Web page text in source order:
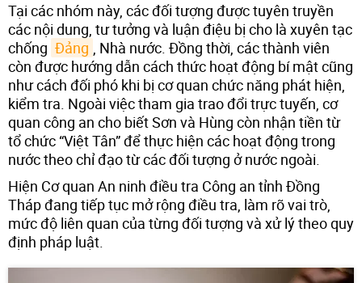
Tại các nhóm này, các đối tượng được tuyên truyền
các nội dung, tư tưởng và luận điệu bị cho là xuyên tạc
chống Đảng , Nhà nước. Đồng thời, các thành viên
còn được hướng dẫn cách thức hoạt động bí mật cũng
như cách đối phó khi bị cơ quan chức năng phát hiện,
kiểm tra. Ngoài việc tham gia trao đổi trực tuyến, cơ
quan công an cho biết Sơn và Hùng còn nhận tiền từ
tổ chức “Việt Tân” để thực hiện các hoạt động trong
nước theo chỉ đạo từ các đối tượng ở nước ngoài.
Hiện Cơ quan An ninh điều tra Công an tỉnh Đồng
Tháp đang tiếp tục mở rộng điều tra, làm rõ vai trò,
mức độ liên quan của từng đối tượng và xử lý theo quy
định pháp luật.